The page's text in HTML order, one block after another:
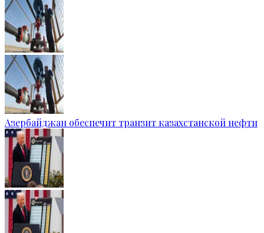
Азербайджан обеспечит транзит казахстанской нефти